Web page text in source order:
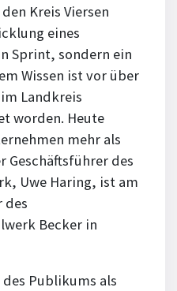
Kreis Viersen
eines
Sprint, sondern ein
Wissen ist vor über
Landkreis
worden. Heute
mehr als
Geschäftsführer des
Uwe Haring, ist am
des
Becker in
des Publikums als